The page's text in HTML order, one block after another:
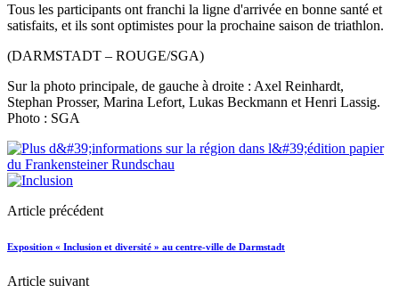
Tous les participants ont franchi la ligne d'arrivée en bonne santé et
satisfaits, et ils sont optimistes pour la prochaine saison de triathlon.
(DARMSTADT – ROUGE/SGA)
Sur la photo principale, de gauche à droite : Axel Reinhardt,
Stephan Prosser, Marina Lefort, Lukas Beckmann et Henri Lassig.
Photo : SGA
Article précédent
Exposition « Inclusion et diversité » au centre-ville de Darmstadt
Article suivant